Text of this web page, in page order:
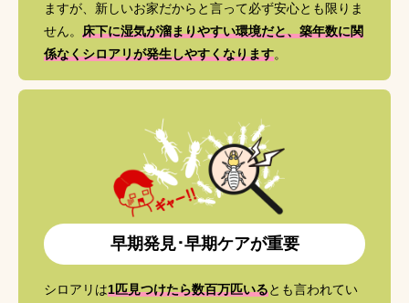
ますが、新しいお家だからと言って必ず安心とも限りま
せん。 床下に湿気が溜まりやすい環境だと、築年数に関
係なくシロアリが発生しやすくなります。
早期発見･早期ケアが重要
シロアリは1匹見つけたら数百万匹いるとも言われてい